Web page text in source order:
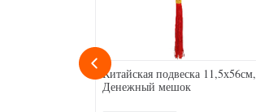
Китайская подвеска 11,5х56см,
Денежный мешок